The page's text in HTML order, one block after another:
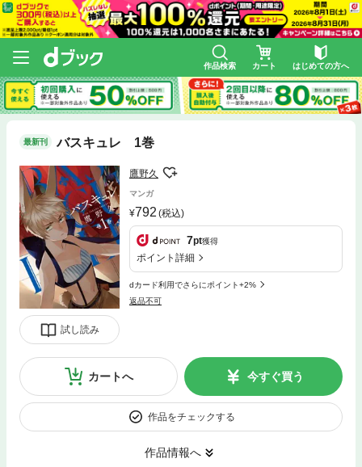
作品検索 カート はじめての方へ
最新刊 バスキュレ 1巻
試し読み
鷹野久
マンガ
792 (税込)
7pt獲得
ポイント詳細
dカード利用でさらにポイント+2%
返品不可
カートへ 今すぐ買う
作品をチェックする
作品情報へ